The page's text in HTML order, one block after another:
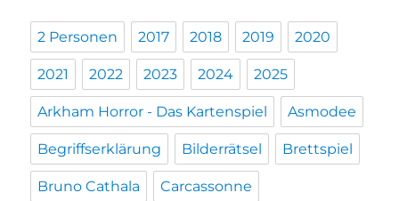
2 Personen 2017 2018 2019 2020
2021 2022 2023 2024 2025
Arkham Horror - Das Kartenspiel Asmodee
Begriffserklärung Bilderrätsel Brettspiel
Bruno Cathala Carcassonne